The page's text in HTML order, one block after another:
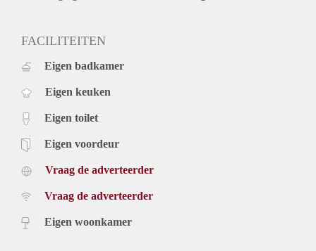
FACILITEITEN
Eigen badkamer
Eigen keuken
Eigen toilet
Eigen voordeur
Vraag de adverteerder
Vraag de adverteerder
Eigen woonkamer